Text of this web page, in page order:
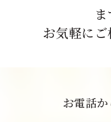
お気軽に
お電話